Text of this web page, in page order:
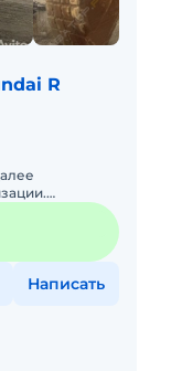
R
ТО по
Написать